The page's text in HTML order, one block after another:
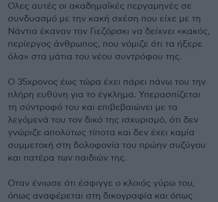
Ολες αυτές οι ακαδημαϊκές περγαμηνές σε
συνδυασμό με την κακή σχέση που είχε με τη
Νάντια έκαναν τον Γιεζόρσκι να δείχνει «κακός,
περίεργος άνθρωπος, που νόμιζε ότι τα ήξερε
όλα» στα μάτια του νέου συντρόφου της.
Ο 35χρονος έως τώρα έχει πάρει πάνω του την
πλήρη ευθύνη για το έγκλημα. Υπερασπίζεται
τη σύντροφό του και επιβεβαιώνει με τα
λεγόμενά του τον δικό της ισχυρισμό, ότι δεν
γνώριζε απολύτως τίποτα και δεν έχει καμία
συμμετοχή στη δολοφονία του πρώην συζύγου
και πατέρα των παιδιών της.
Οταν ένιωσε ότι έσφιγγε ο κλοιός γύρω του,
όπως αναφέρεται στη δικογραφία και όπως